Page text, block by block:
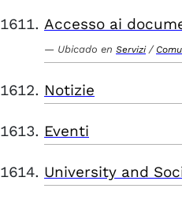
Accesso ai
Ubicado en Servizi /
Notizie
Eventi
University and